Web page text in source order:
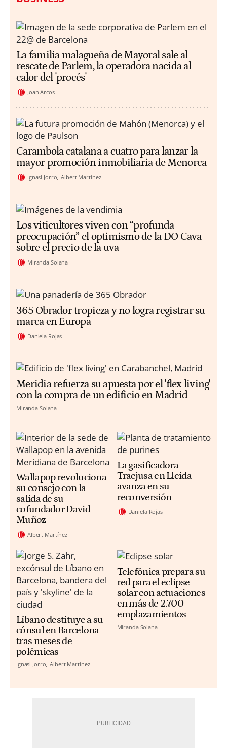
La familia malagueña de Mayoral sale al
rescate de Parlem, la operadora nacida al
calor del 'procés'
Joan Arcos
Carambola catalana a cuatro para lanzar la
mayor promoción inmobiliaria de Menorca
Ignasi Jorro Albert Martínez
Los viticultores viven con “profunda
preocupación” el optimismo de la DO Cava
sobre el precio de la uva
Miranda Solana
365 Obrador tropieza y no logra registrar su
marca en Europa
Daniela Rojas
Meridia refuerza su apuesta por el 'flex living'
con la compra de un edificio en Madrid
Miranda Solana
Wallapop revoluciona
su consejo con la
salida de su
cofundador David
Muñoz
Albert Martínez
La gasificadora
Tracjusa en Lleida
avanza en su
reconversión
Daniela Rojas
Líbano destituye a su
cónsul en Barcelona
tras meses de
polémicas
Ignasi Jorro Albert Martínez
Telefónica prepara su
red para el eclipse
solar con actuaciones
en más de 2.700
emplazamientos
Miranda Solana